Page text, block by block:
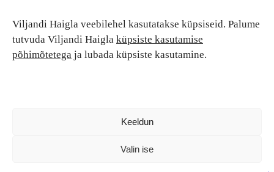
Viljandi Haigla veebilehel kasutatakse küpsiseid. Palume
tutvuda Viljandi Haigla küpsiste kasutamise
põhimõtetega ja lubada küpsiste kasutamine.
Keeldun
Valin ise
Patsiendi turvalisus ja õigused
Patsiendi õigused ja kohustused
Patsiendiohutus
Patsientide nõukoda